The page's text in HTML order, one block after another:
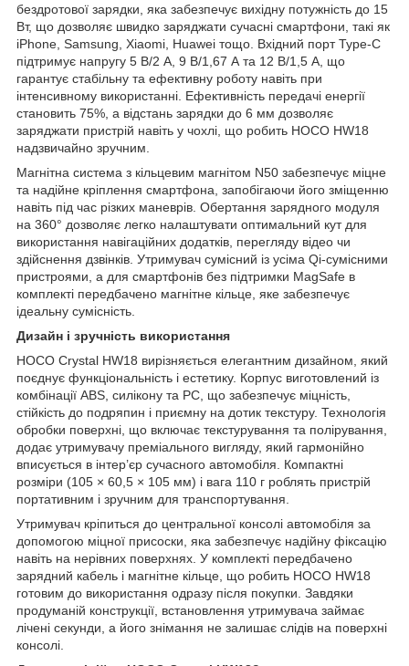
бездротової зарядки, яка забезпечує вихідну потужність до 15
Вт, що дозволяє швидко заряджати сучасні смартфони, такі як
iPhone, Samsung, Xiaomi, Huawei тощо. Вхідний порт Type-C
підтримує напругу 5 В/2 А, 9 В/1,67 А та 12 В/1,5 А, що
гарантує стабільну та ефективну роботу навіть при
інтенсивному використанні. Ефективність передачі енергії
становить 75%, а відстань зарядки до 6 мм дозволяє
заряджати пристрій навіть у чохлі, що робить HOCO HW18
надзвичайно зручним.
Магнітна система з кільцевим магнітом N50 забезпечує міцне
та надійне кріплення смартфона, запобігаючи його зміщенню
навіть під час різких маневрів. Обертання зарядного модуля
на 360° дозволяє легко налаштувати оптимальний кут для
використання навігаційних додатків, перегляду відео чи
здійснення дзвінків. Утримувач сумісний із усіма Qi-сумісними
пристроями, а для смартфонів без підтримки MagSafe в
комплекті передбачено магнітне кільце, яке забезпечує
ідеальну сумісність.
Дизайн і зручність використання
HOCO Crystal HW18 вирізняється елегантним дизайном, який
поєднує функціональність і естетику. Корпус виготовлений із
комбінації ABS, силікону та PC, що забезпечує міцність,
стійкість до подряпин і приємну на дотик текстуру. Технологія
обробки поверхні, що включає текстурування та полірування,
додає утримувачу преміального вигляду, який гармонійно
вписується в інтер’єр сучасного автомобіля. Компактні
розміри (105 × 60,5 × 105 мм) і вага 110 г роблять пристрій
портативним і зручним для транспортування.
Утримувач кріпиться до центральної консолі автомобіля за
допомогою міцної присоски, яка забезпечує надійну фіксацію
навіть на нерівних поверхнях. У комплекті передбачено
зарядний кабель і магнітне кільце, що робить HOCO HW18
готовим до використання одразу після покупки. Завдяки
продуманій конструкції, встановлення утримувача займає
лічені секунди, а його знімання не залишає слідів на поверхні
консолі.